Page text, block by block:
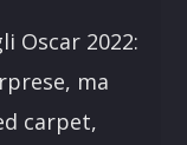
Oscar 2022:
ma
carpet,